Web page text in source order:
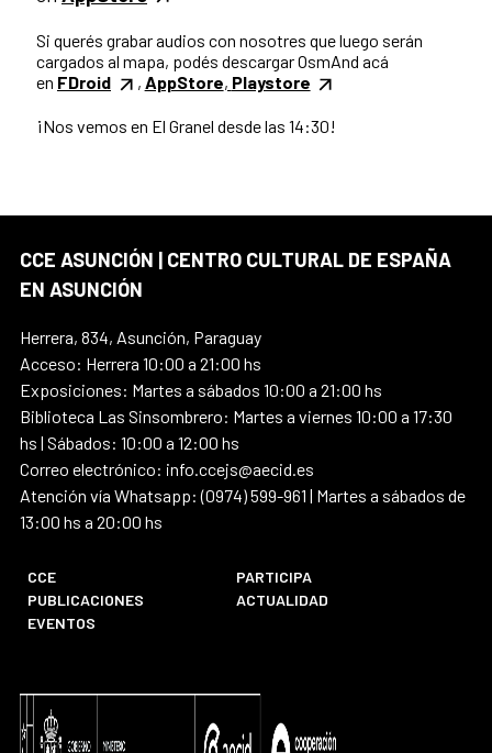
Si querés grabar audios con nosotres que luego serán
cargados al mapa, podés descargar OsmAnd acá
en FDroid , AppStore, Playstore
¡Nos vemos en El Granel desde las 14:30!
CCE ASUNCIÓN | CENTRO CULTURAL DE ESPAÑA
EN ASUNCIÓN
Herrera, 834, Asunción, Paraguay
Acceso: Herrera 10:00 a 21:00 hs
Exposiciones: Martes a sábados 10:00 a 21:00 hs
Biblioteca Las Sinsombrero: Martes a viernes 10:00 a 17:30
hs | Sábados: 10:00 a 12:00 hs
Correo electrónico: info.ccejs@aecid.es
Atención vía Whatsapp: (0974) 599-961 | Martes a sábados de
13:00 hs a 20:00 hs
CCE
PARTICIPA
PUBLICACIONES
ACTUALIDAD
EVENTOS